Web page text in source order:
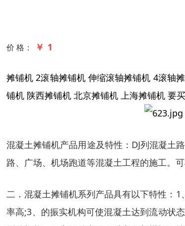
价 格： ￥ 1
摊铺机 2滚轴摊铺机 伸缩滚轴摊铺机 4滚轴
铺机 陕西摊铺机 北京摊铺机 上海摊铺机 要
混凝土摊铺机产品用途及特性： DJ列混凝土
路、广场、机场跑道等混凝土工程的施工。
二．混凝土摊铺机系列产品具有以下特性： 1 、
率高;3、的振实机构可使混凝土达到流动状